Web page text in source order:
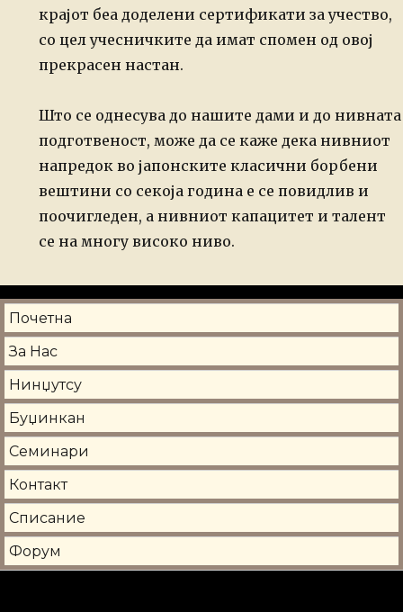
крајот беа доделени сертификати за учество,
со цел учесничките да имат спомен од овој
прекрасен настан.
Што се однесува до нашите дами и до нивната
подготвеност, може да се каже деканивниот
напредок во јапонските класични борбени
вештини со секоја година е се повидлив и
поочигледен, а нивниот капацитет и талент
се на многу високо ниво.
Почетна
За Нас
Нинџутсу
Буџинкан
Семинари
Контакт
Списание
Форум